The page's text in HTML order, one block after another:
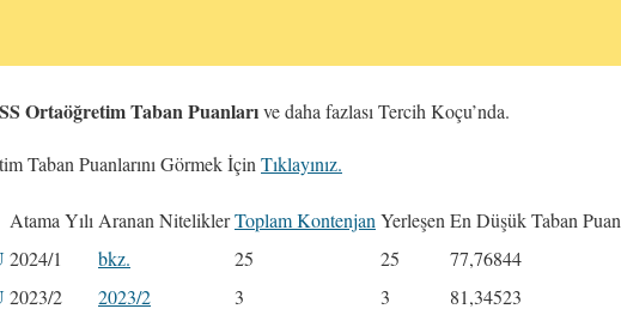
Ortaöğretim Taban Puanlarıve daha fazlası Tercih Koçu’nda.
Taban Puanlarını Görmek İçin Tıklayınız.
Atama Yılı Aranan NiteliklerToplam Kontenjan Yerleşen En Düşük Taban Puan
2024/1 bkz. 25 25 77,76844
2023/2 2023/2 3 3 81,34523